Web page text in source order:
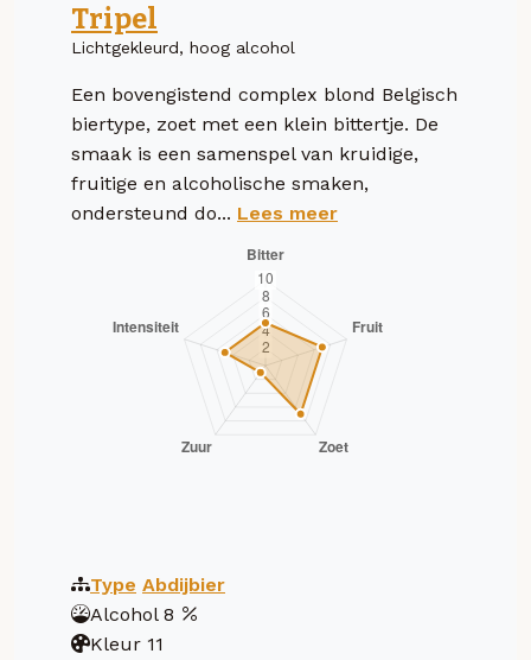
Tripel
Lichtgekleurd, hoog alcohol
Een bovengistend complex blond Belgisch
biertype, zoet met een klein bittertje. De
smaak is een samenspel van kruidige,
fruitige en alcoholische smaken,
ondersteund do... Lees meer
Type Abdijbier
Alcohol 8
Kleur 11